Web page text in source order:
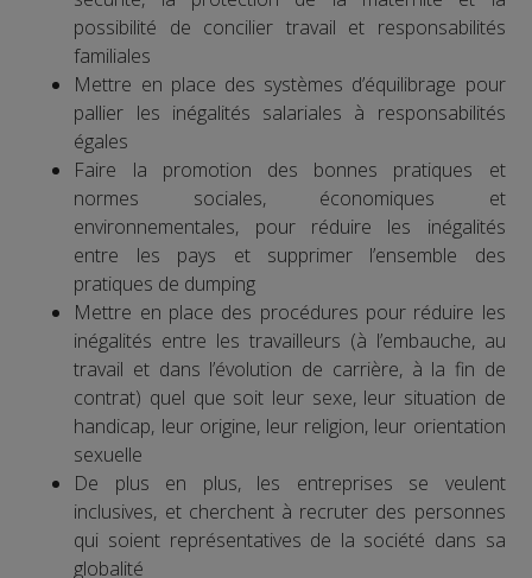
possibilité de concilier travail et responsabilités
familiales
Mettre en place des systèmes d’équilibrage pour
pallier les inégalités salariales à responsabilités
égales
Faire la promotion des bonnes pratiques et
normes sociales, économiques et
environnementales, pour réduire les inégalités
entre les pays et supprimer l’ensemble des
pratiques de dumping
Mettre en place des procédures pour réduire les
inégalités entre les travailleurs (à l’embauche, au
travail et dans l’évolution de carrière, à la fin de
contrat) quel que soit leur sexe, leur situation de
handicap, leur origine, leur religion, leur orientation
sexuelle
De plus en plus, les entreprises se veulent
inclusives, et cherchent à recruter des personnes
qui soient représentatives de la société dans sa
globalité